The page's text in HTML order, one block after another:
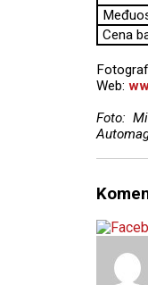
Cena
Web:
Foto: